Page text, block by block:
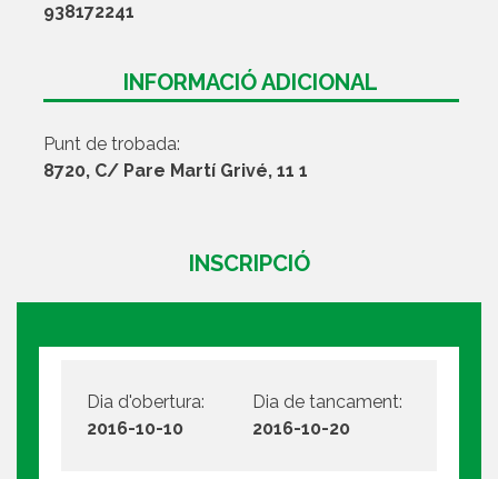
938172241
INFORMACIÓ ADICIONAL
Punt de trobada:
8720, C/ Pare Martí Grivé, 11 1
INSCRIPCIÓ
Dia d'obertura:
2016-10-10
Dia de tancament:
2016-10-20